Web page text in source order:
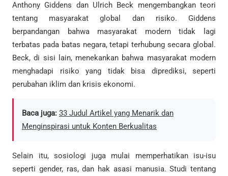
Anthony Giddens dan Ulrich Beck mengembangkan teori
tentang masyarakat global dan risiko. Giddens
berpandangan bahwa masyarakat modern tidak lagi
terbatas pada batas negara, tetapi terhubung secara global.
Beck, di sisi lain, menekankan bahwa masyarakat modern
menghadapi risiko yang tidak bisa diprediksi, seperti
perubahan iklim dan krisis ekonomi.
Baca juga: 33 Judul Artikel yang Menarik dan
Menginspirasi untuk Konten Berkualitas
Selain itu, sosiologi juga mulai memperhatikan isu-isu
seperti gender, ras, dan hak asasi manusia. Studi tentang